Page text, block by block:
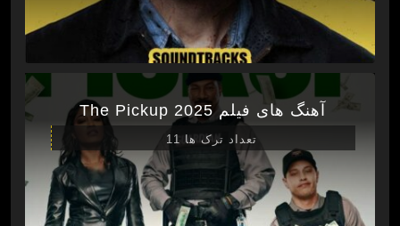
آهنگ های فیلم The Pickup 2025
تعداد ترک ها 11